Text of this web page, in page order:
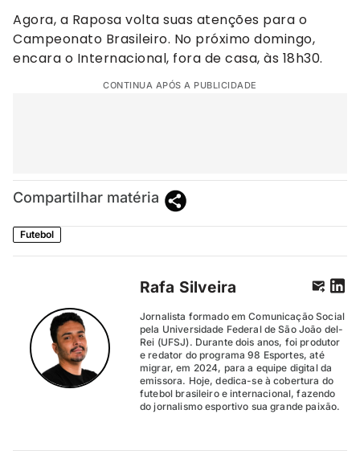
Agora, a Raposa volta suas atenções para o
Campeonato Brasileiro. No próximo domingo,
encara o Internacional, fora de casa, às 18h30.
CONTINUA APÓS A PUBLICIDADE
Compartilhar matéria
Futebol
Rafa Silveira
Jornalista formado em Comunicação Social
pela Universidade Federal de São João del-
Rei (UFSJ). Durante dois anos, foi produtor
e redator do programa 98 Esportes, até
migrar, em 2024, para a equipe digital da
emissora. Hoje, dedica-se à cobertura do
futebol brasileiro e internacional, fazendo
do jornalismo esportivo sua grande paixão.